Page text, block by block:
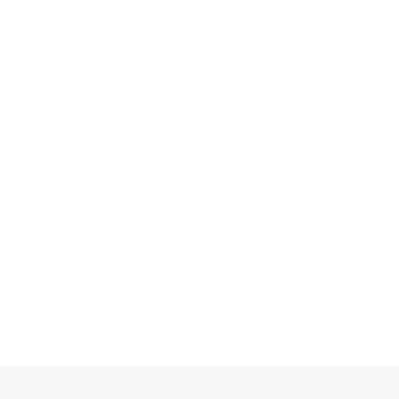
The buildings within the 'Plan van
and are unique because of their
many trees: urban living among
value to the current design.
current design with its aviator bridges
This gives the buildings of the Plan
washing machine connection.